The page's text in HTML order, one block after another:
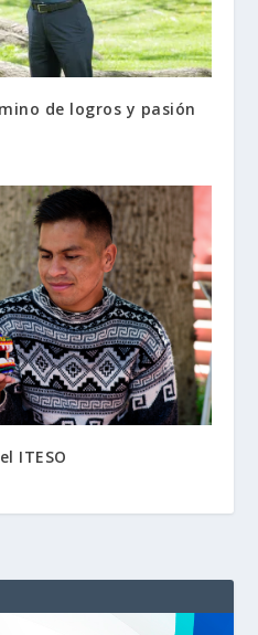
de logros y pasión
ITESO